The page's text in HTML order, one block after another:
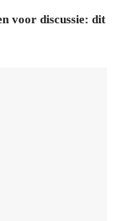
voor discussie: dit